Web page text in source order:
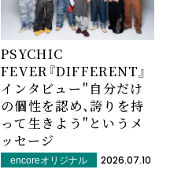
PSYCHIC
FEVER『DIFFERENT』
インタビュー――"自分だけ
の個性を認め、誇りを持
って生きよう"というメ
ッセージ
encoreオリジナル 2026.07.10